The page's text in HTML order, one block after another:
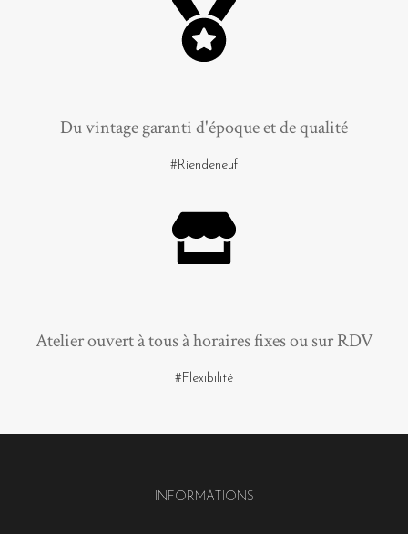
Du vintage garanti d'époque et de qualité
#Riendeneuf
Atelier ouvert à tous à horaires fixes ou sur RDV
#Flexibilité
INFORMATIONS